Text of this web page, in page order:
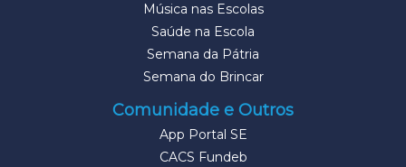
Música nas Escolas
Saúde na Escola
Semana da Pátria
Semana do Brincar
Comunidade e Outros
App Portal SE
CACS Fundeb